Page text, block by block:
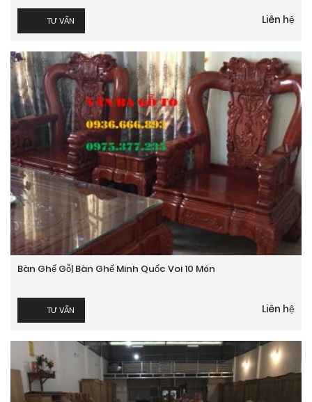
TƯ VẤN Liên hệ
Bàn Ghế Gỗ| Bàn Ghế Minh Quốc Voi 10 Món
TƯ VẤN Liên hệ